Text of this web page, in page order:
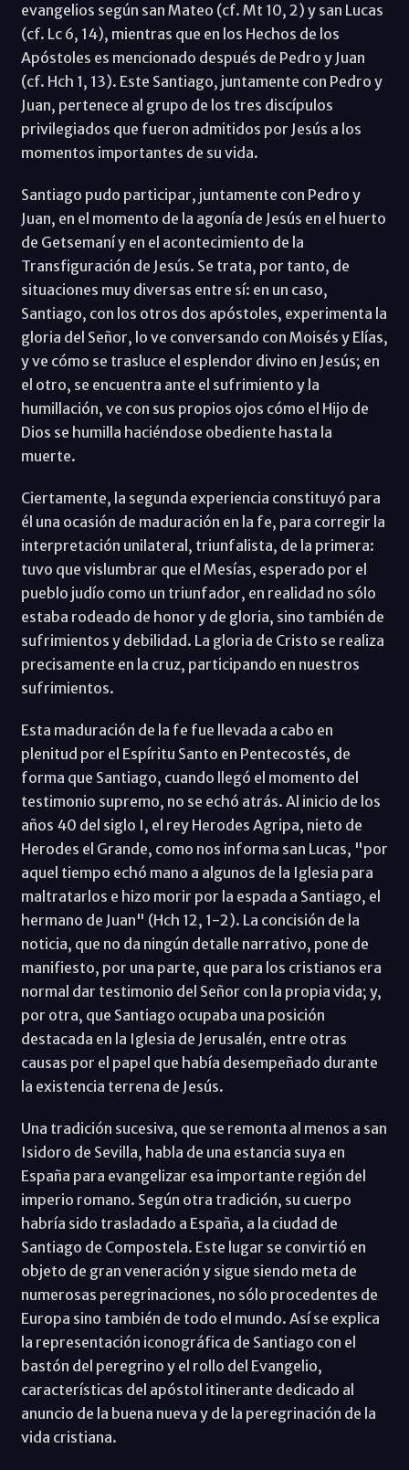
evangelios según san Mateo (cf. Mt 10, 2) y san Lucas
(cf. Lc 6, 14), mientras que en los Hechos de los
Apóstoles es mencionado después de Pedro y Juan
(cf. Hch 1, 13). Este Santiago, juntamente con Pedro y
Juan, pertenece al grupo de los tres discípulos
privilegiados que fueron admitidos por Jesús a los
momentos importantes de su vida.
Santiago pudo participar, juntamente con Pedro y
Juan, en el momento de la agonía de Jesús en el huerto
de Getsemaní y en el acontecimiento de la
Transfiguración de Jesús. Se trata, por tanto, de
situaciones muy diversas entre sí: en un caso,
Santiago, con los otros dos apóstoles, experimenta la
gloria del Señor, lo ve conversando con Moisés y Elías,
y ve cómo se trasluce el esplendor divino en Jesús; en
el otro, se encuentra ante el sufrimiento y la
humillación, ve con sus propios ojos cómo el Hijo de
Dios se humilla haciéndose obediente hasta la
muerte.
Ciertamente, la segunda experiencia constituyó para
él una ocasión de maduración en la fe, para corregir la
interpretación unilateral, triunfalista, de la primera:
tuvo que vislumbrar que el Mesías, esperado por el
pueblo judío como un triunfador, en realidad no sólo
estaba rodeado de honor y de gloria, sino también de
sufrimientos y debilidad. La gloria de Cristo se realiza
precisamente en la cruz, participando en nuestros
sufrimientos.
Esta maduración de la fe fue llevada a cabo en
plenitud por el Espíritu Santo en Pentecostés, de
forma que Santiago, cuando llegó el momento del
testimonio supremo, no se echó atrás. Al inicio de los
años 40 del siglo I, el rey Herodes Agripa, nieto de
Herodes el Grande, como nos informa san Lucas, "por
aquel tiempo echó mano a algunos de la Iglesia para
maltratarlos e hizo morir por la espada a Santiago, el
hermano de Juan" (Hch 12, 1-2). La concisión de la
noticia, que no da ningún detalle narrativo, pone de
manifiesto, por una parte, que para los cristianos era
normal dar testimonio del Señor con la propia vida; y,
por otra, que Santiago ocupaba una posición
destacada en la Iglesia de Jerusalén, entre otras
causas por el papel que había desempeñado durante
la existencia terrena de Jesús.
Una tradición sucesiva, que se remonta al menos a san
Isidoro de Sevilla, habla de una estancia suya en
España para evangelizar esa importante región del
imperio romano. Según otra tradición, su cuerpo
habría sido trasladado a España, a la ciudad de
Santiago de Compostela. Este lugar se convirtió en
objeto de gran veneración y sigue siendo meta de
numerosas peregrinaciones, no sólo procedentes de
Europa sino también de todo el mundo. Así se explica
la representación iconográfica de Santiago con el
bastón del peregrino y el rollo del Evangelio,
características del apóstol itinerante dedicado al
anuncio de la buena nueva y de la peregrinación de la
vida cristiana.